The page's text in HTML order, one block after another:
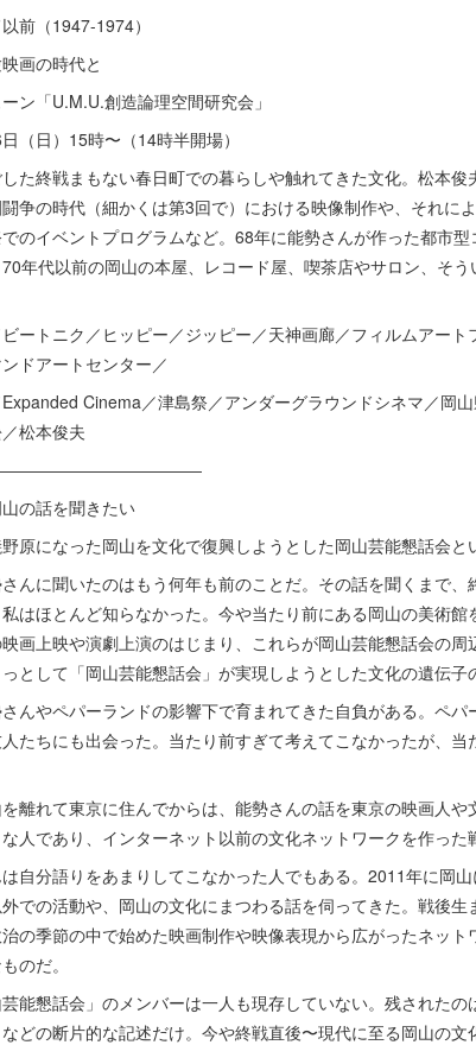
前（1947-1974）
画の時代と
ン「U.M.U.創造論理空間研究会」
（日）15時〜（14時半開場）
た終戦まもない春日町での暮らしや触れてきた文化。松本俊
争の時代（細かくは第3回で）における映像制作や、それに
のイベントプログラムなど。68年に能勢さんが作った都市
年代以前の岡山の本屋、レコード屋、喫茶店やサロン、そ
ートニク／ヒッピー／ジッピー／天神画廊／フィルムアー
ドアートセンター／
Cinema／津島祭／アンダーグラウンドシネマ／岡
松本俊夫
の話を聞きたい
野原になった岡山を文化で復興しようとした岡山芸能懇話会と
んに聞いたのはもう何年も前のことだ。その話を聞くまで
はほとんど知らなかった。今や当たり前にある岡山の美術
画上映や演劇上演のはじまり、これらが岡山芸能懇話会の
として「岡山芸能懇話会」が実現しようとした文化の遺伝子
んやペパーランドの影響下で育まれてきた自負がある。ペ
たちにも出会った。当たり前すぎて考えてこなかったが、
離れて東京に住んでからは、能勢さんの話を東京の映画人
人であり、インターネット以前の文化ネットワークを作った
自分語りをあまりしてこなかった人でもある。2011年に岡
での活動や、岡山の文化にまつわる話を伺ってきた。戦後
の季節の中で始めた映画制作や映像表現から広がったネッ
のだ。
能懇話会」のメンバーは一人も現存していない。残された
などの断片的な記述だけ。今や終戦直後〜現代に至る岡山の